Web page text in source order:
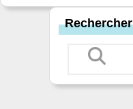
Rechercher